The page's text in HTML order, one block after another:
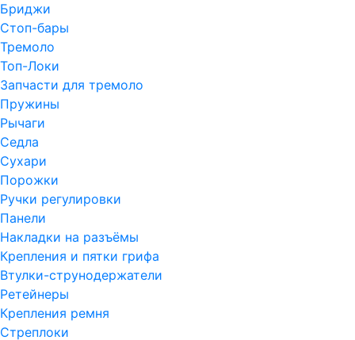
Бриджи
Стоп-бары
Тремоло
Топ-Локи
Запчасти для тремоло
Пружины
Рычаги
Седла
Сухари
Порожки
Ручки регулировки
Панели
Накладки на разъёмы
Крепления и пятки грифа
Втулки-струнодержатели
Ретейнеры
Крепления ремня
Стреплоки